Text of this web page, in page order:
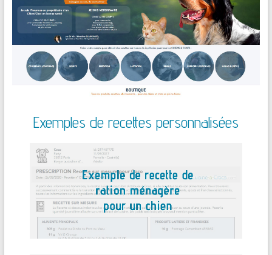
Exemples de recettes personnalisées